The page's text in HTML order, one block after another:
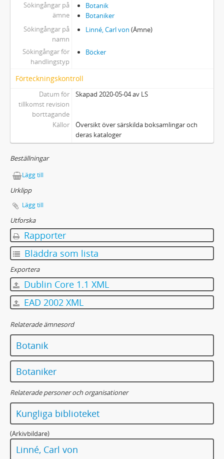
Sökingångar på
ämne
Botanik
Botaniker
Sökingångar på
namn
Linné, Carl von (Ämne)
Sökingångar för
handlingstyp
Böcker
Förteckningskontroll
Datum för
tillkomst revision
borttagande
Skapad 2020-05-04 av LS
Källor
Översikt över särskilda boksamlingar och
deras kataloger
Beställningar
Lägg till
Urklipp
Lägg till
Utforska
Rapporter
Bläddra som lista
Exportera
Dublin Core 1.1 XML
EAD 2002 XML
Relaterade ämnesord
Botanik
Botaniker
Relaterade personer och organisationer
Kungliga biblioteket
(Arkivbildare)
Linné, Carl von